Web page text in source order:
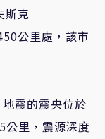
斯克
公里處，該市
震的震央位於
公里，震源深度